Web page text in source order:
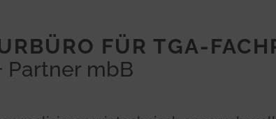
FÜR TGA-
Partner mbB